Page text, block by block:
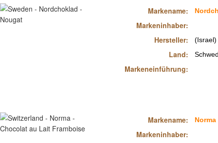
Markename:
Markeninhaber:
Hersteller:
Land:
Markeneinführung:
(Israel)
Norma
Markename:
Markeninhaber: